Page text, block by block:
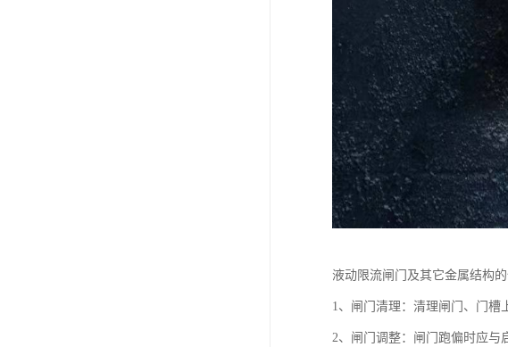
液动限流闸门及其它金属结构的
1、闸门清理：清理闸门、门槽
2、闸门调整：闸门跑偏时应与